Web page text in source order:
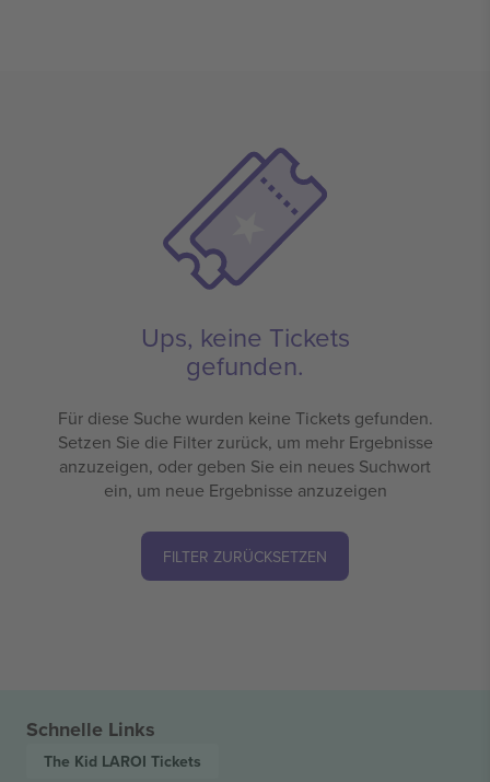
Ups, keine Tickets
gefunden.
Für diese Suche wurden keine Tickets gefunden.
Setzen Sie die Filter zurück, um mehr Ergebnisse
anzuzeigen, oder geben Sie ein neues Suchwort
ein, um neue Ergebnisse anzuzeigen
FILTER ZURÜCKSETZEN
Schnelle Links
The Kid LAROI Tickets